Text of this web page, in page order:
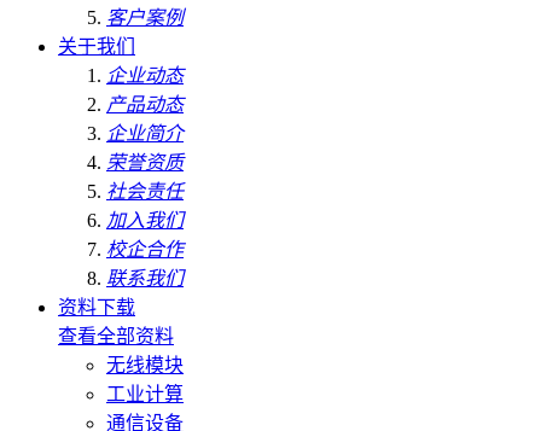
客户案例
关于我们
企业动态
产品动态
企业简介
荣誉资质
社会责任
加入我们
校企合作
联系我们
资料下载
查看全部资料
无线模块
工业计算
通信设备